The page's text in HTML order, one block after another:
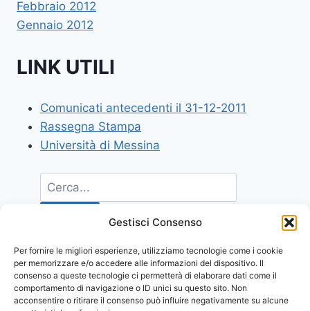
Gestisci Consenso
Per fornire le migliori esperienze, utilizziamo tecnologie come i cookie
per memorizzare e/o accedere alle informazioni del dispositivo. Il
consenso a queste tecnologie ci permetterà di elaborare dati come il
comportamento di navigazione o ID unici su questo sito. Non
acconsentire o ritirare il consenso può influire negativamente su alcune
Febbraio 2012
Gennaio 2012
LINK UTILI
Comunicati antecedenti il 31-12-2011
Rassegna Stampa
Università di Messina